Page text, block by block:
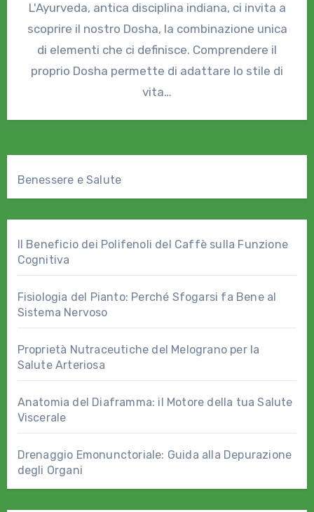
L'Ayurveda, antica disciplina indiana, ci invita a
scoprire il nostro Dosha, la combinazione unica
di elementi che ci definisce. Comprendere il
proprio Dosha permette di adattare lo stile di
vita…
Benessere e Salute
Il Beneficio dei Polifenoli del Caffè sulla Funzione
Cognitiva
Fisiologia del Pianto: Perché Sfogarsi fa Bene al
Sistema Nervoso
Proprietà Nutraceutiche del Melograno per la
Salute Arteriosa
Anatomia del Diaframma: il Motore della tua Salute
Viscerale
Drenaggio Emonunctoriale: Guida alla Depurazione
degli Organi